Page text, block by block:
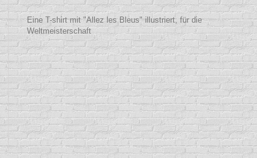
Eine T-shirt mit "Allez les Bleus" illustriert, für die
Weltmeisterschaft